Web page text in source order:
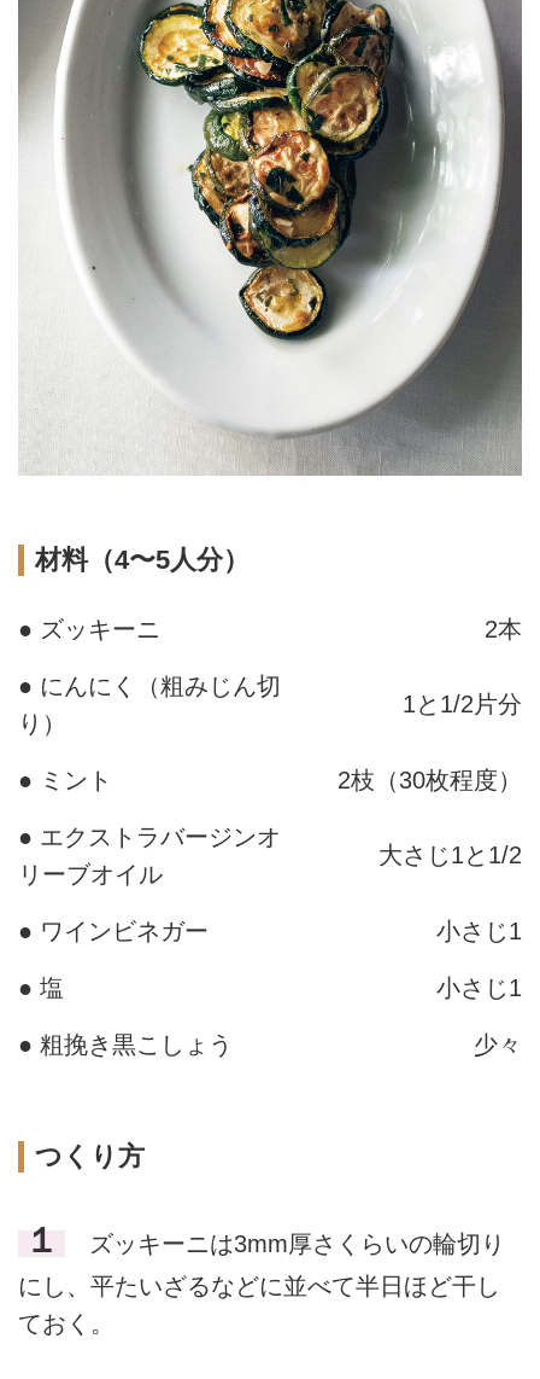
材料（4〜5人分）
● ズッキーニ 2本
● にんにく（粗みじん切
り）
1と1/2片分
● ミント 2枝（30枚程度）
● エクストラバージンオ
リーブオイル
大さじ1と1/2
● ワインビネガー 小さじ1
● 塩 小さじ1
● 粗挽き黒こしょう 少々
つくり方
１
ズッキーニは3mm厚さくらいの輪切り
にし、平たいざるなどに並べて半日ほど干し
ておく。